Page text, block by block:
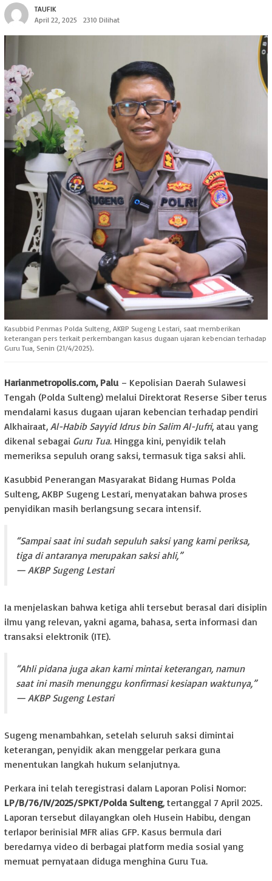
TAUFIK
April 22, 2025
2310 Dilihat
Kasubbid Penmas Polda Sulteng, AKBP Sugeng Lestari, saat memberikan
keterangan pers terkait perkembangan kasus dugaan ujaran kebencian terhadap
Guru Tua, Senin (21/4/2025).
Harianmetropolis.com, Palu – Kepolisian Daerah Sulawesi
Tengah (Polda Sulteng) melalui Direktorat Reserse Siber terus
mendalami kasus dugaan ujaran kebencian terhadap pendiri
Alkhairaat, Al-Habib Sayyid Idrus bin Salim Al-Jufri, atau yang
dikenal sebagai Guru Tua. Hingga kini, penyidik telah
memeriksa sepuluh orang saksi, termasuk tiga saksi ahli.
Kasubbid Penerangan Masyarakat Bidang Humas Polda
Sulteng, AKBP Sugeng Lestari, menyatakan bahwa proses
penyidikan masih berlangsung secara intensif.
“Sampai saat ini sudah sepuluh saksi yang kami periksa,
tiga di antaranya merupakan saksi ahli,”
— AKBP Sugeng Lestari
Ia menjelaskan bahwa ketiga ahli tersebut berasal dari disiplin
ilmu yang relevan, yakni agama, bahasa, serta informasi dan
transaksi elektronik (ITE).
“Ahli pidana juga akan kami mintai keterangan, namun
saat ini masih menunggu konfirmasi kesiapan waktunya,”
— AKBP Sugeng Lestari
Sugeng menambahkan, setelah seluruh saksi dimintai
keterangan, penyidik akan menggelar perkara guna
menentukan langkah hukum selanjutnya.
Perkara ini telah teregistrasi dalam Laporan Polisi Nomor:
LP/B/76/IV/2025/SPKT/Polda Sulteng, tertanggal 7 April 2025.
Laporan tersebut dilayangkan oleh Husein Habibu, dengan
terlapor berinisial MFR alias GFP. Kasus bermula dari
beredarnya video di berbagai platform media sosial yang
memuat pernyataan diduga menghina Guru Tua.